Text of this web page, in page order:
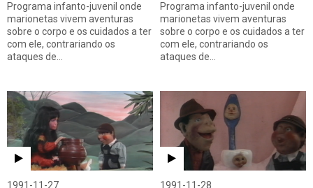
Programa infanto-juvenil onde
marionetas vivem aventuras
sobre o corpo e os cuidados a ter
com ele, contrariando os
ataques de…
Programa infanto-juvenil onde
marionetas vivem aventuras
sobre o corpo e os cuidados a ter
com ele, contrariando os
ataques de…
1991-11-27 1991-11-28